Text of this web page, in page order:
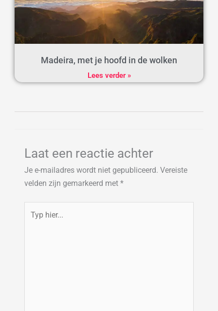
Madeira, met je hoofd in de wolken
Lees verder »
Laat een reactie achter
Je e-mailadres wordt niet gepubliceerd. Vereiste
velden zijn gemarkeerd met *
hier...